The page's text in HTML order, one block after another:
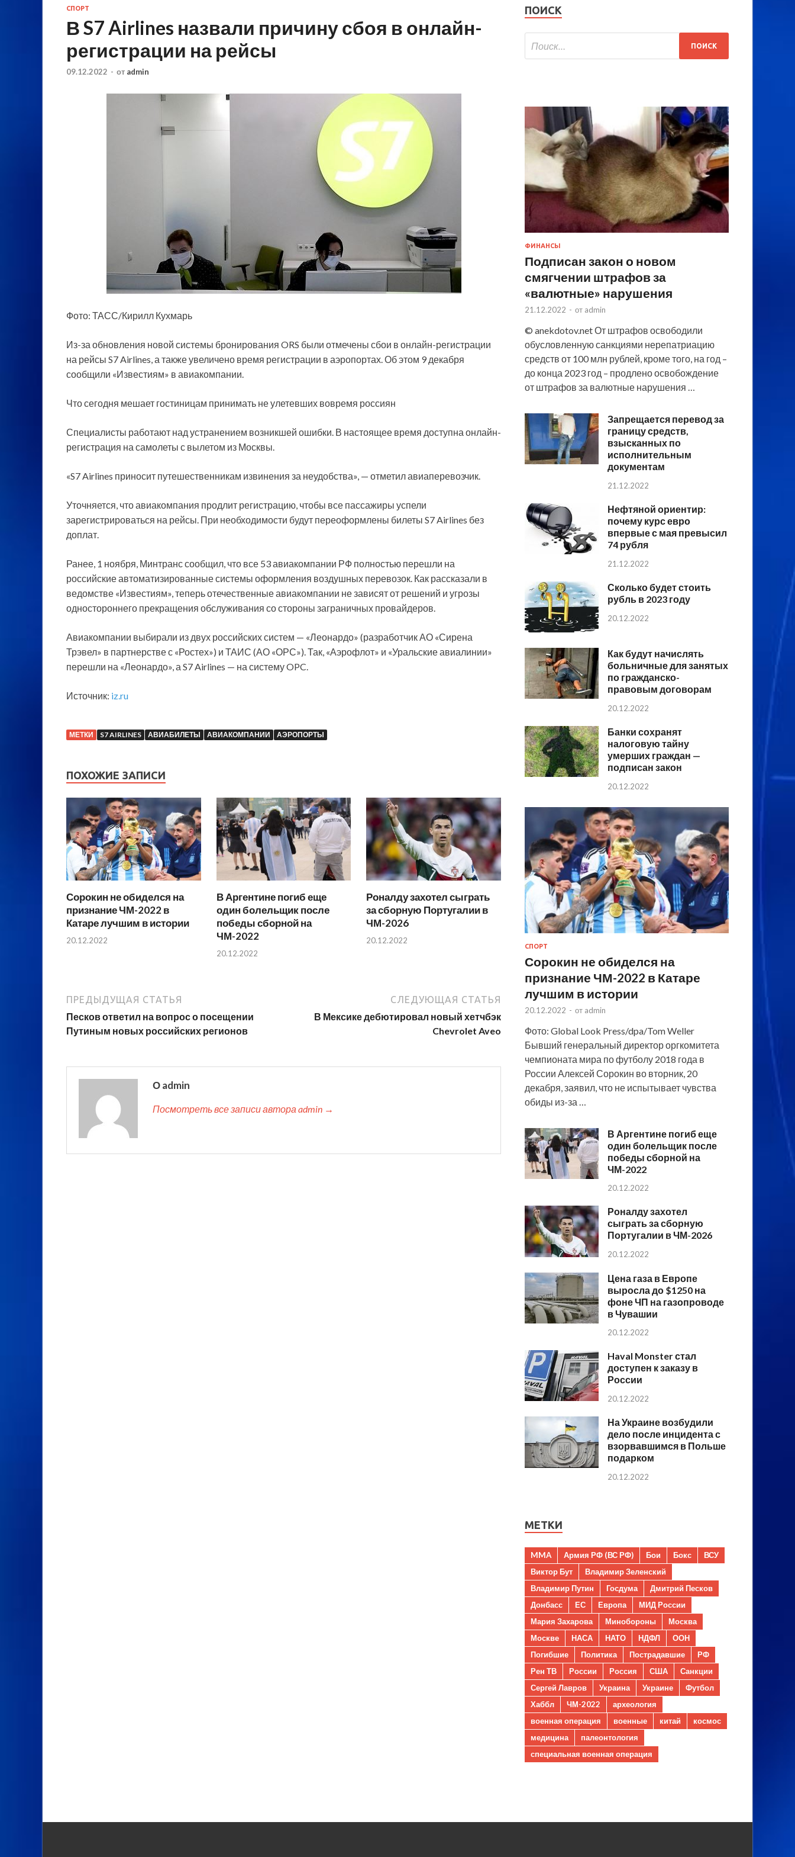
СПОРТ
В S7 Airlines назвали причину сбоя в онлайн-
регистрации на рейсы
09.12.2022 - от admin
Фото: ТАСС/Кирилл Кухмарь
Из-за обновления новой системы бронирования ORS были отмечены сбои в онлайн-регистрации
на рейсы S7 Airlines, а также увеличено время регистрации в аэропортах. Об этом 9 декабря
сообщили «Известиям» в авиакомпании.
Что сегодня мешает гостиницам принимать не улетевших вовремя россиян
Специалисты работают над устранением возникшей ошибки. В настоящее время доступна онлайн-
регистрация на самолеты с вылетом из Москвы.
«S7 Airlines приносит путешественникам извинения за неудобства», — отметил авиаперевозчик.
Уточняется, что авиакомпания продлит регистрацию, чтобы все пассажиры успели
зарегистрироваться на рейсы. При необходимости будут переоформлены билеты S7 Airlines без
доплат.
Ранее, 1 ноября, Минтранс сообщил, что все 53 авиакомпании РФ полностью перешли на
российские автоматизированные системы оформления воздушных перевозок. Как рассказали в
ведомстве «Известиям», теперь отечественные авиакомпании не зависят от решений и угрозы
одностороннего прекращения обслуживания со стороны заграничных провайдеров.
Авиакомпании выбирали из двух российских систем — «Леонардо» (разработчик АО «Сирена
Трэвел» в партнерстве с «Ростех») и ТАИС (АО «ОРС»). Так, «Аэрофлот» и «Уральские авиалинии»
перешли на «Леонардо», а S7 Airlines — на систему OPC.
Источник: iz.ru
МЕТКИ S7 AIRLINES АВИАБИЛЕТЫ АВИАКОМПАНИИ АЭРОПОРТЫ
ПОХОЖИЕ ЗАПИСИ
Сорокин не обиделся на
признание ЧМ-2022 в
Катаре лучшим в истории
20.12.2022
В Аргентине погиб еще
один болельщик после
победы сборной на
ЧМ-2022
20.12.2022
Роналду захотел сыграть
за сборную Португалии в
ЧМ-2026
20.12.2022
ПРЕДЫДУЩАЯ СТАТЬЯ
Песков ответил на вопрос о посещении
Путиным новых российских регионов
СЛЕДУЮЩАЯ СТАТЬЯ
В Мексике дебютировал новый хетчбэк
Chevrolet Aveo
О admin
Посмотреть все записи автора admin →
ПОИСК
ФИНАНСЫ
Подписан закон о новом
смягчении штрафов за
«валютные» нарушения
21.12.2022 - от admin
© anekdotov.net От штрафов освободили
обусловленную санкциями нерепатриацию
средств от 100 млн рублей, кроме того, на год –
до конца 2023 год – продлено освобождение
от штрафов за валютные нарушения …
Запрещается перевод за
границу средств,
взысканных по
исполнительным
документам
21.12.2022
Нефтяной ориентир:
почему курс евро
впервые с мая превысил
74 рубля
21.12.2022
Сколько будет стоить
рубль в 2023 году
20.12.2022
Как будут начислять
больничные для занятых
по гражданско-
правовым договорам
20.12.2022
Банки сохранят
налоговую тайну
умерших граждан —
подписан закон
20.12.2022
СПОРТ
Сорокин не обиделся на
признание ЧМ-2022 в Катаре
лучшим в истории
20.12.2022 - от admin
Фото: Global Look Press/dpa/Tom Weller
Бывший генеральный директор оргкомитета
чемпионата мира по футболу 2018 года в
России Алексей Сорокин во вторник, 20
декабря, заявил, что не испытывает чувства
обиды из-за …
В Аргентине погиб еще
один болельщик после
победы сборной на
ЧМ-2022
20.12.2022
Роналду захотел
сыграть за сборную
Португалии в ЧМ-2026
20.12.2022
Цена газа в Европе
выросла до $1250 на
фоне ЧП на газопроводе
в Чувашии
20.12.2022
Haval Monster стал
доступен к заказу в
России
20.12.2022
На Украине возбудили
дело после инцидента с
взорвавшимся в Польше
подарком
20.12.2022
МЕТКИ
MMA Армия РФ (ВС РФ) Бои Бокс
ВСУ
Виктор Бут
Владимир Зеленский
Владимир Путин
Госдума
Дмитрий Песков
Донбасс
ЕС Европа
МИД России
Мария Захарова
Минобороны
Москва
Москве
НАСА НАТО НДФЛ
ООН
Погибшие
Политика Пострадавшие
РФ
Рен ТВ
России Россия США
Санкции
Сергей Лавров
Украина Украине
Футбол
Хаббл
ЧМ-2022
археология
военная операция
военные китай
космос
медицина
палеонтология
специальная военная операция